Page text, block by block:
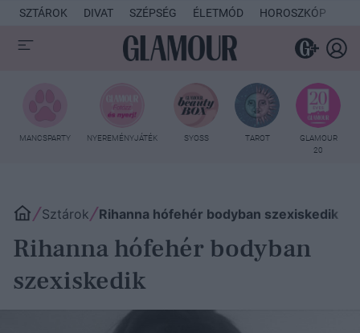
SZTÁROK DIVAT SZÉPSÉG ÉLETMÓD HOROSZKÓP
MANCSPARTY NYEREMÉNYJÁTÉK SYOSS TAROT
GLAMOUR
20
Sztárok Rihanna hófehér bodyban szexiskedik
Rihanna hófehér bodyban
szexiskedik